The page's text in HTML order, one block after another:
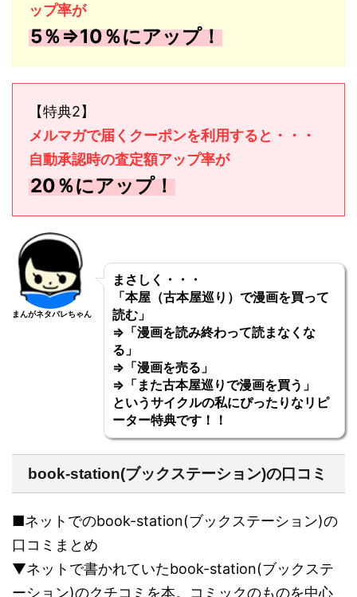
ップ率が
5％⇒10％にアップ！
【特典2】
メルマガで届くクーポンを利用すると・・・
自動承認時の査定額アップ率が
20％にアップ！
まんがネタバレちゃん
まさしく・・・
「本屋（古本屋巡り）で漫画を買って
読む」
⇒「漫画を読み終わって読まなくな
る」
⇒「漫画を売る」
⇒「また古本屋巡りで漫画を買う」
というサイクルの私にぴったりなリピ
ーター特典です！！
book-station(ブックステーション)の口コミ
■ネットでのbook-station(ブックステーション)の
口コミまとめ
▼ネットで書かれていたbook-station(ブックステ
ーション)のクチコミを本。コミックのものを中心